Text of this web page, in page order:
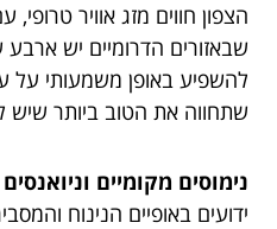
הצפון חווים מזג אוויר
שבאזורים הדרומיים יש ארבע
להשפיע באופן משמעותי על
שתחווה את הטוב ביותר שיש
נימוסים מקומיים
ידועים באופיים הנינוח